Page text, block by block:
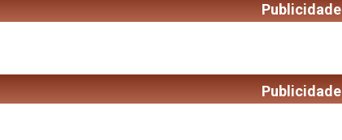
Publicidade
Publicidade